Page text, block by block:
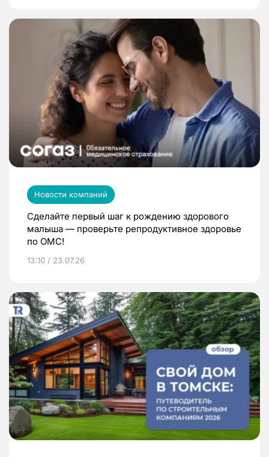
Новости компаний
Сделайте первый шаг к рождению здорового
малыша — проверьте репродуктивное здоровье
по ОМС!
13:10 / 23.07.26